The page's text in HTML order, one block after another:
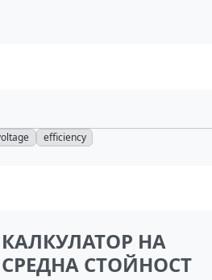
efficiency
КАЛКУЛАТОР НА
СРЕДНА СТОЙНОСТ